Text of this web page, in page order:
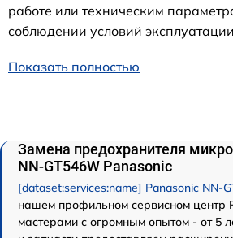
работе или техническим
соблюдении условий
Показать полностью
Замена предохранителя
NN-GT546W Panasonic
[dataset:services:name] Panasonic NN-
нашем профильном сервисном центр
мастерами с огромным опытом - от 5